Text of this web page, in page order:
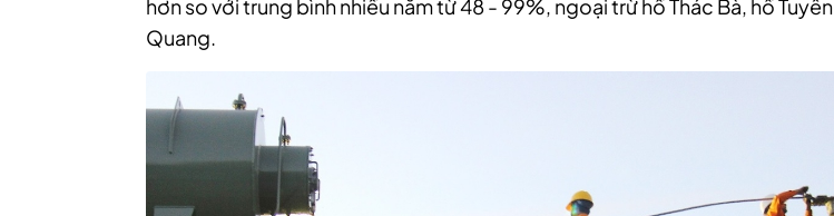
hơn so với trung bình nhiều năm từ 48 - 99%, ngoại trừ hồ Thác Bà, hồ Tuyên
Quang.